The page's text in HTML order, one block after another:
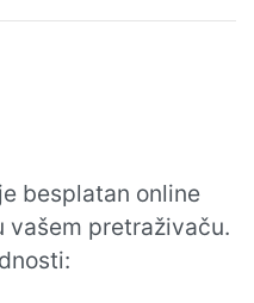
besplatan online
vašem pretraživaču.